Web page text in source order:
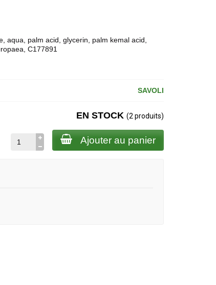
aqua, palm acid, glycerin, palm kemal acid,
C177891
SAVOLI
EN STOCK (2 produits)
Ajouter au panier